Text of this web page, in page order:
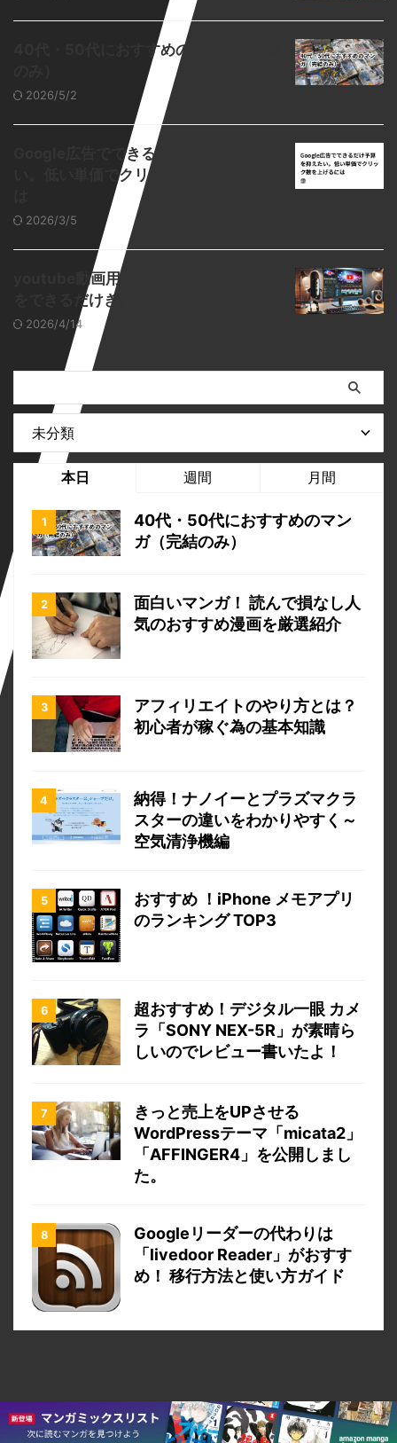
40代・50代におすすめのマンガ（完結
2026/5/2
Google広告でできるだけ予算を抑えた
い。低い単価でクリック数を上げるに
2026/3/5
youtube動画用にPCのキャプチャ動画
をできるだけきれいに撮りたい
2026/4/14
本日 週間 月間
40代・50代におすすめのマン
ガ（完結のみ）
面白いマンガ！ 読んで損なし人
気のおすすめ漫画を厳選紹介
アフィリエイトのやり方とは？
初心者が稼ぐ為の基本知識
納得！ナノイーとプラズマクラ
スターの違いをわかりやすく～
空気清浄機編
おすすめ ！iPhone メモアプリ
のランキング TOP3
超おすすめ！デジタル一眼 カメ
ラ「SONY NEX-5R」が素晴ら
しいのでレビュー書いたよ！
きっと売上をUPさせる
WordPressテーマ「micata2」
「AFFINGER4」を公開しまし
た。
Googleリーダーの代わりは
「livedoor Reader」がおすす
め！ 移行方法と使い方ガイド